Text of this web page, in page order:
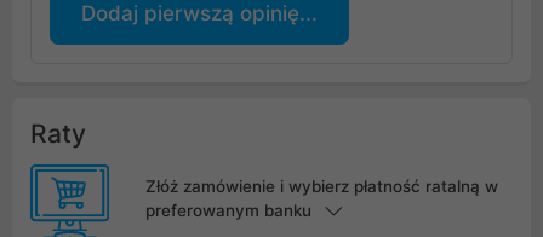
Dodaj pierwszą opinię...
Raty
Złóż zamówienie i wybierz płatność ratalną w
preferowanym banku